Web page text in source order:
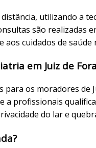
utilizando a
são realizadas
cuidados de saúde
em Juiz de
os moradores de
profissionais
do lar e